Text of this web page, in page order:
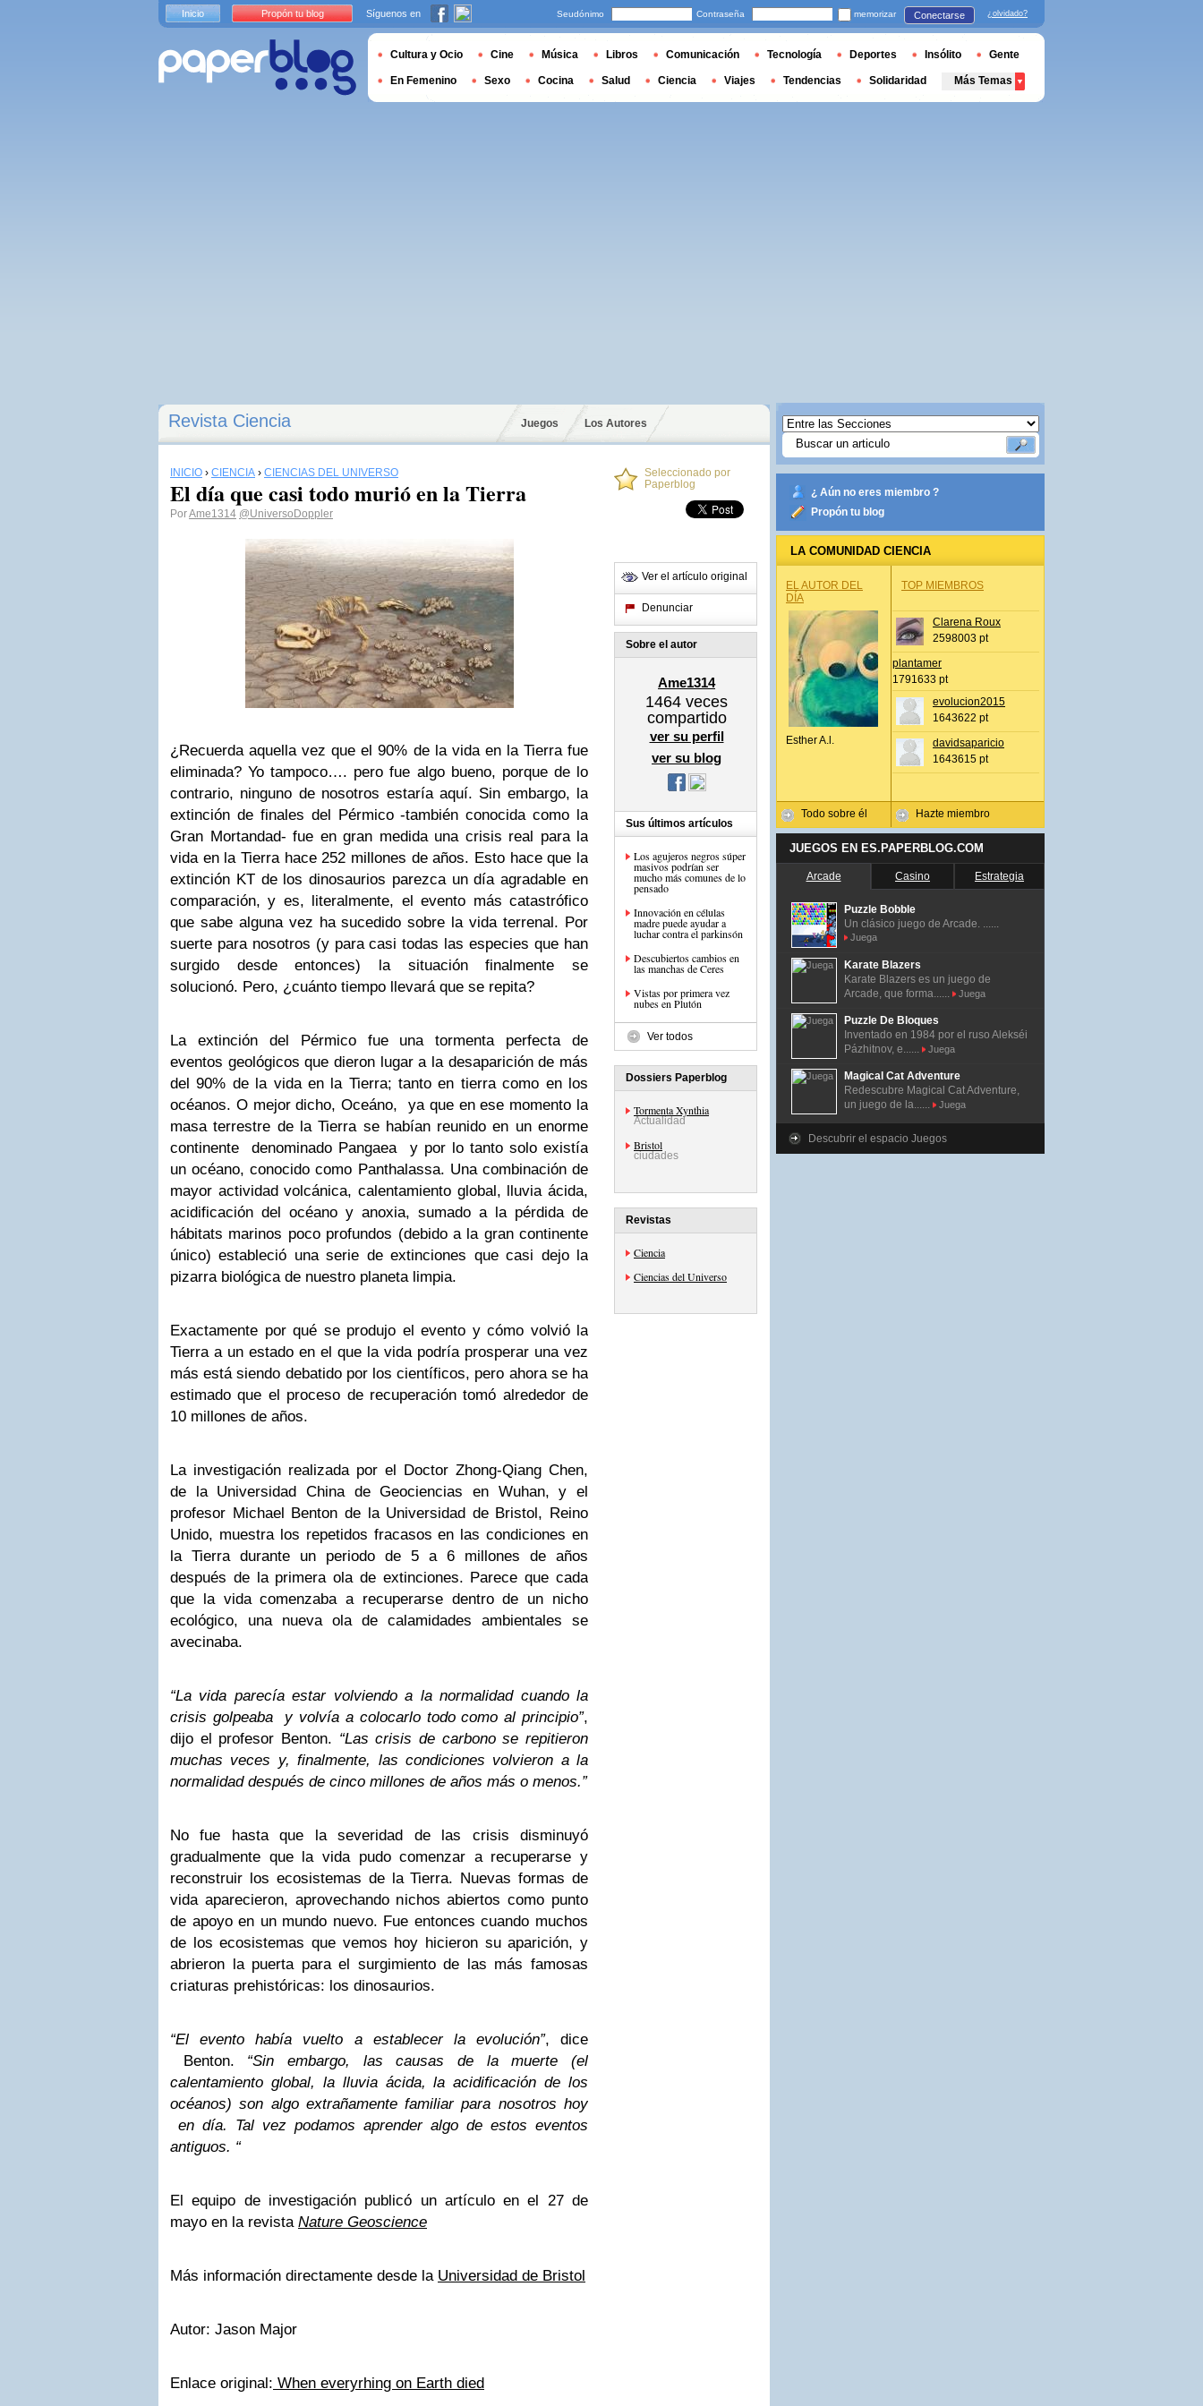
Revista Ciencia Juegos Los Autores
INICIO › CIENCIA › CIENCIAS DEL UNIVERSO
El día que casi todo murió en la Tierra
PorAme1314 @UniversoDoppler
¿Recuerda aquella vez que el 90% de la vida en la Tierra fue
eliminada? Yo tampoco…. pero fue algo bueno, porque de lo
contrario, ninguno de nosotros estaría aquí. Sin embargo, la
extinción de finales del Pérmico -también conocida como la
Gran Mortandad- fue en gran medida una crisis real para la
vida en la Tierra hace 252 millones de años. Esto hace que la
extinción KT de los dinosaurios parezca un día agradable en
comparación, y es, literalmente, el evento más catastrófico
que sabe alguna vez ha sucedido sobre la vida terrenal. Por
suerte para nosotros (y para casi todas las especies que han
surgido desde entonces) la situación finalmente se
solucionó. Pero, ¿cuánto tiempo llevará que se repita?
La extinción del Pérmico fue una tormenta perfecta de
eventos geológicos que dieron lugar a la desaparición de más
del 90% de la vida en la Tierra; tanto en tierra como en los
océanos. O mejor dicho, Oceáno, ya que en ese momento la
masa terrestre de la Tierra se habían reunido en un enorme
continente denominado Pangaea y por lo tanto solo existía
un océano, conocido como Panthalassa. Una combinación de
mayor actividad volcánica, calentamiento global, lluvia ácida,
acidificación del océano y anoxia, sumado a la pérdida de
hábitats marinos poco profundos (debido a la gran continente
único) estableció una serie de extinciones que casi dejo la
pizarra biológica de nuestro planeta limpia.
Exactamente por qué se produjo el evento y cómo volvió la
Tierra a un estado en el que la vida podría prosperar una vez
más está siendo debatido por los científicos, pero ahora se ha
estimado que el proceso de recuperación tomó alrededor de
10 millones de años.
La investigación realizada por el Doctor Zhong-Qiang Chen,
de la Universidad China de Geociencias en Wuhan, y el
profesor Michael Benton de la Universidad de Bristol, Reino
Unido, muestra los repetidos fracasos en las condiciones en
la Tierra durante un periodo de 5 a 6 millones de años
después de la primera ola de extinciones. Parece que cada
que la vida comenzaba a recuperarse dentro de un nicho
ecológico, una nueva ola de calamidades ambientales se
avecinaba.
“La vida parecía estar volviendo a la normalidad cuando la
crisis golpeaba y volvía a colocarlo todo como al principio”,
dijo el profesor Benton. “Las crisis de carbono se repitieron
muchas veces y, finalmente, las condiciones volvieron a la
normalidad después de cinco millones de años más o menos.”
No fue hasta que la severidad de las crisis disminuyó
gradualmente que la vida pudo comenzar a recuperarse y
reconstruir los ecosistemas de la Tierra. Nuevas formas de
vida aparecieron, aprovechando nichos abiertos como punto
de apoyo en un mundo nuevo. Fue entonces cuando muchos
de los ecosistemas que vemos hoy hicieron su aparición, y
abrieron la puerta para el surgimiento de las más famosas
criaturas prehistóricas: los dinosaurios.
“El evento había vuelto a establecer la evolución”, dice
Benton. “Sin embargo, las causas de la muerte (el
calentamiento global, la lluvia ácida, la acidificación de los
océanos) son algo extrañamente familiar para nosotros hoy
en día. Tal vez podamos aprender algo de estos eventos
antiguos. “
El equipo de investigación publicó un artículo en el 27 de
mayo en la revista Nature Geoscience
Más información directamente desde la Universidad de Bristol
Autor: Jason Major
Enlace original: When everyrhing on Earth died
Seleccionado por
Paperblog
Ver el artículo original
Denunciar
Sobre el autor
Ame1314
1464 veces
compartido
ver su perfil
ver su blog
Sus últimos artículos
Los agujeros negros súper
masivos podrían ser
mucho más comunes de lo
pensado
Innovación en células
madre puede ayudar a
luchar contra el parkinsón
Descubiertos cambios en
las manchas de Ceres
Vistas por primera vez
nubes en Plutón
Ver todos
Dossiers Paperblog
Tormenta Xynthia
Actualidad
Bristol
ciudades
Revistas
Ciencia
Ciencias del Universo
¿ Aún no eres miembro ?
Propón tu blog
LA COMUNIDAD CIENCIA
EL AUTOR DEL
DÍA
Esther A.l.
Todo sobre él
TOP MIEMBROS
Clarena Roux
2598003 pt
plantamer
1791633 pt
evolucion2015
1643622 pt
davidsaparicio
1643615 pt
Hazte miembro
JUEGOS EN ES.PAPERBLOG.COM
Arcade Casino Estrategia
Puzzle Bobble
Un clásico juego de Arcade. ......
Juega
Karate Blazers
Karate Blazers es un juego de
Arcade, que forma......
Juega
Puzzle De Bloques
Inventado en 1984 por el ruso Alekséi
Pázhitnov, e......
Juega
Magical Cat Adventure
Redescubre Magical Cat Adventure,
un juego de la......
Juega
Descubrir el espacio Juegos
Inicio Propón tu blog Síguenos en Seudónimo Contraseña memorizar Conectarse ¿olvidado?
Cultura y Ocio Cine Música Libros Comunicación Tecnología Deportes Insólito Gente
En Femenino Sexo Cocina Salud Ciencia Viajes Tendencias Solidaridad Más Temas